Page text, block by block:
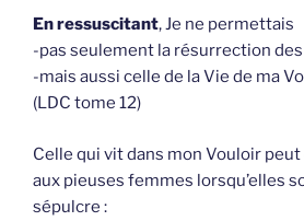
En ressuscitant, Je ne permettais
-pas seulement la résurrection
-mais aussi celle de la Vie de ma
(LDC tome 12)
Celle qui vit dans mon Vouloir peut
aux pieuses femmes lorsqu’elles
sépulcre :